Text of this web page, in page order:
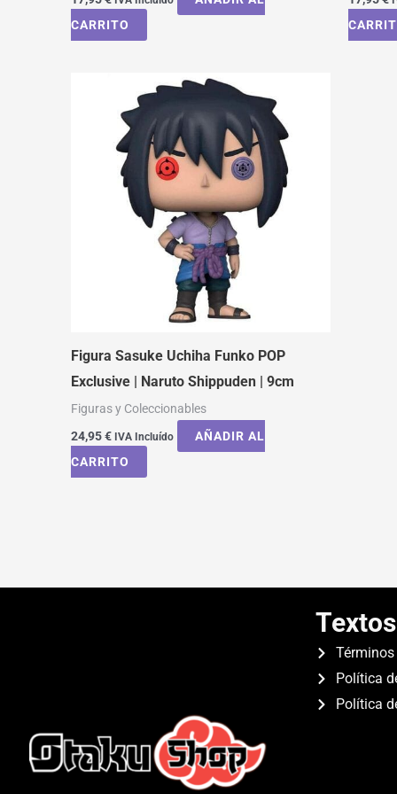
CARRITO
Figura Sasuke Uchiha Funko POP
Exclusive | Naruto Shippuden | 9cm
Figuras y Coleccionables
24,95€ IVA Incluído
AÑADIR AL
CARRITO
Política
Política